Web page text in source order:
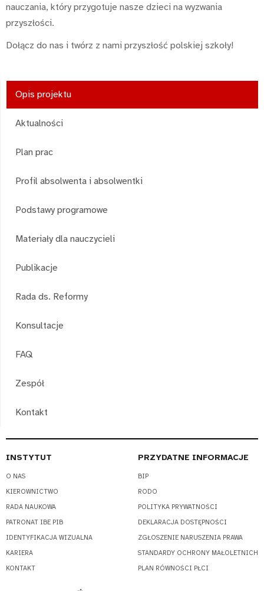
nauczania, który przygotuje nasze dzieci na wyzwania
przyszłości.
Dołącz do nas i twórz z nami przyszłość polskiej szkoły!
Opis projektu
Aktualności
Plan prac
Profil absolwenta i absolwentki
Podstawy programowe
Materiały dla nauczycieli
Publikacje
Rada ds. Reformy
Konsultacje
FAQ
Zespół
Kontakt
INSTYTUT
O NAS
KIEROWNICTWO
RADA NAUKOWA
PATRONAT IBE PIB
IDENTYFIKACJA WIZUALNA
KARIERA
KONTAKT
PRZYDATNE INFORMACJE
BIP
RODO
POLITYKA PRYWATNOŚCI
DEKLARACJA DOSTĘPNOŚCI
ZGŁOSZENIE NARUSZENIA PRAWA
STANDARDY OCHRONY MAŁOLETNICH
PLAN RÓWNOŚCI PŁCI